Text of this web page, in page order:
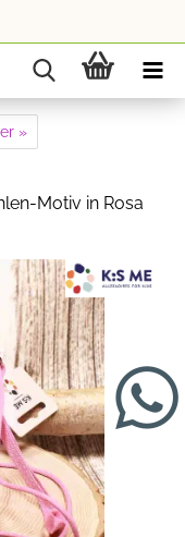
»
Motiv in Rosa